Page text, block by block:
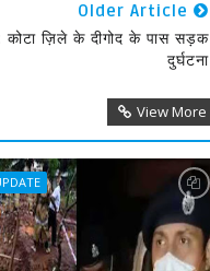
Older Article
कोटा ज़िले के दीगोद के पास सड़क
दुर्घटना
View More